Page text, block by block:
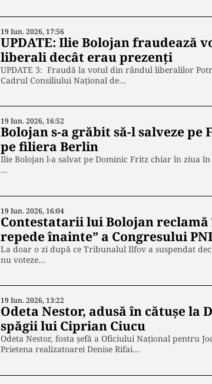
19 Iun. 2026, 17:56
UPDATE: Ilie Bolojan fraudează
liberali decât erau prezenți
UPDATE 3: Fraudă la votul din rândul liberalilor
Cadrul Consiliului Național de…
19 Iun. 2026, 16:52
Bolojan s-a grăbit să-l salveze
pe filiera Berlin
Ilie Bolojan l-a salvat pe Dominic Fritz chiar în ziua
…
19 Iun. 2026, 16:04
Contestatarii lui Bolojan
repede înainte” a Congresului
La doar o zi după ce Tribunalul Ilfov a suspendat
nu voteze…
19 Iun. 2026, 13:22
Odeta Nestor, adusă în cătușe
spăgii lui Ciprian Ciucu
Odeta Nestor, fosta șefă a Oficiului Național pentru
Prietena realizatoarei Denise Rifai…